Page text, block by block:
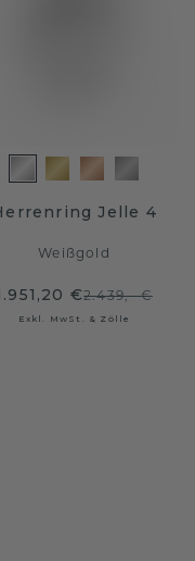
Jelle 4
Weißgold
€2.439,- €
Exkl. MwSt. & Zölle